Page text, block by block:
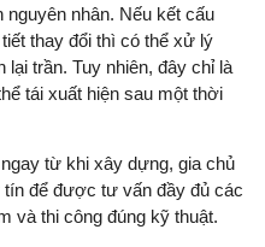
nhân. Nếu kết cấu
thay đổi thì có thể xử lý
lại trần. Tuy nhiên, đây chỉ là
tái xuất hiện sau một thời
từ khi xây dựng, gia chủ
để được tư vấn đầy đủ các
và thi công đúng kỹ thuật.